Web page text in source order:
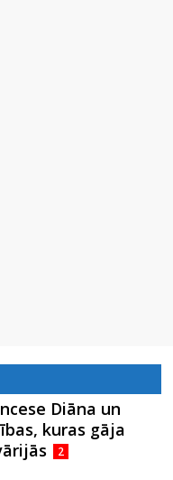
Diāna un
kuras gāja
2